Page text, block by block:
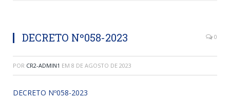
DECRETO Nº058-2023 0
POR CR2-ADMIN1 EM 8 DE AGOSTO DE 2023
DECRETO Nº058-2023